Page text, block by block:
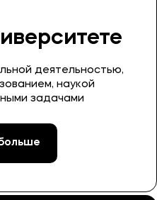
деятельностью,
наукой
задачами